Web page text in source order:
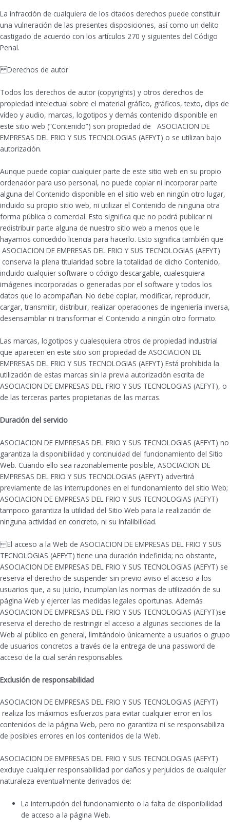
La infracción de cualquiera de los citados derechos puede constituir
una vulneración de las presentes disposiciones, así como un delito
castigado de acuerdo con los artículos 270 y siguientes del Código
Penal.
Derechos de autor
Todos los derechos de autor (copyrights) y otros derechos de
propiedad intelectual sobre el material gráfico, gráficos, texto, clips de
vídeo y audio, marcas, logotipos y demás contenido disponible en
este sitio web (“Contenido”) son propiedad de ASOCIACION DE
EMPRESAS DEL FRIO Y SUS TECNOLOGIAS (AEFYT) o se utilizan bajo
autorización.
Aunque puede copiar cualquier parte de este sitio web en su propio
ordenador para uso personal, no puede copiar ni incorporar parte
alguna del Contenido disponible en el sitio web en ningún otro lugar,
incluido su propio sitio web, ni utilizar el Contenido de ninguna otra
forma pública o comercial. Esto significa que no podrá publicar ni
redistribuir parte alguna de nuestro sitio web a menos que le
hayamos concedido licencia para hacerlo. Esto significa también que
ASOCIACION DE EMPRESAS DEL FRIO Y SUS TECNOLOGIAS (AEFYT)
conserva la plena titularidad sobre la totalidad de dicho Contenido,
incluido cualquier software o código descargable, cualesquiera
imágenes incorporadas o generadas por el software y todos los
datos que lo acompañan. No debe copiar, modificar, reproducir,
cargar, transmitir, distribuir, realizar operaciones de ingeniería inversa,
desensamblar ni transformar el Contenido a ningún otro formato.
Las marcas, logotipos y cualesquiera otros de propiedad industrial
que aparecen en este sitio son propiedad de ASOCIACION DE
EMPRESAS DEL FRIO Y SUS TECNOLOGIAS (AEFYT) Está prohibida la
utilización de estas marcas sin la previa autorización escrita de
ASOCIACION DE EMPRESAS DEL FRIO Y SUS TECNOLOGIAS (AEFYT), o
de las terceras partes propietarias de las marcas.
Duración del servicio
ASOCIACION DE EMPRESAS DEL FRIO Y SUS TECNOLOGIAS (AEFYT) no
garantiza la disponibilidad y continuidad del funcionamiento del Sitio
Web. Cuando ello sea razonablemente posible, ASOCIACION DE
EMPRESAS DEL FRIO Y SUS TECNOLOGIAS (AEFYT) advertirá
previamente de las interrupciones en el funcionamiento del sitio Web;
ASOCIACION DE EMPRESAS DEL FRIO Y SUS TECNOLOGIAS (AEFYT)
tampoco garantiza la utilidad del Sitio Web para la realización de
ninguna actividad en concreto, ni su infalibilidad.
El acceso a la Web de ASOCIACION DE EMPRESAS DEL FRIO Y SUS
TECNOLOGIAS (AEFYT) tiene una duración indefinida; no obstante,
ASOCIACION DE EMPRESAS DEL FRIO Y SUS TECNOLOGIAS (AEFYT) se
reserva el derecho de suspender sin previo aviso el acceso a los
usuarios que, a su juicio, incumplan las normas de utilización de su
página Web y ejercer las medidas legales oportunas. Además
ASOCIACION DE EMPRESAS DEL FRIO Y SUS TECNOLOGIAS (AEFYT)se
reserva el derecho de restringir el acceso a algunas secciones de la
Web al público en general, limitándolo únicamente a usuarios o grupo
de usuarios concretos a través de la entrega de una password de
acceso de la cual serán responsables.
Exclusión de responsabilidad
ASOCIACION DE EMPRESAS DEL FRIO Y SUS TECNOLOGIAS (AEFYT)
realiza los máximos esfuerzos para evitar cualquier error en los
contenidos de la página Web, pero no garantiza ni se responsabiliza
de posibles errores en los contenidos de la Web.
ASOCIACION DE EMPRESAS DEL FRIO Y SUS TECNOLOGIAS (AEFYT)
excluye cualquier responsabilidad por daños y perjuicios de cualquier
naturaleza eventualmente derivados de:
La interrupción del funcionamiento o la falta de disponibilidad
de acceso a la página Web.